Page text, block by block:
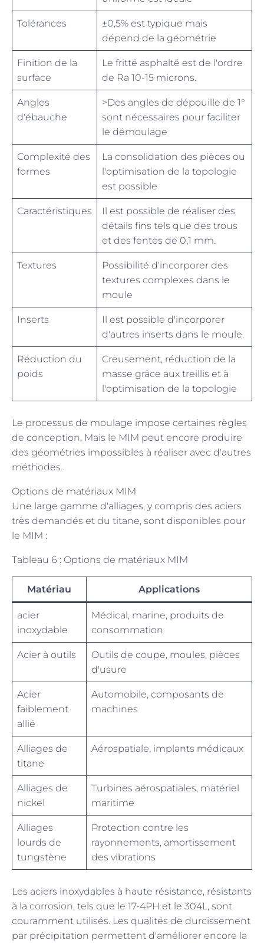
Tolérances
±0,5% est typique mais
dépend de la géométrie
Finition de la
surface
Le fritté asphalté est de l'ordre
de Ra 10-15 microns.
Angles
d'ébauche
>Des angles de dépouille de 1°
sont nécessaires pour faciliter
le démoulage
Complexité des
formes
La consolidation des pièces ou
l'optimisation de la topologie
est possible
Caractéristiques
Il est possible de réaliser des
détails fins tels que des trous
et des fentes de 0,1 mm.
Textures
Possibilité d'incorporer des
textures complexes dans le
moule
Inserts
Il est possible d'incorporer
d'autres inserts dans le moule.
Réduction du
poids
Creusement, réduction de la
masse grâce aux treillis et à
l'optimisation de la topologie
Le processus de moulage impose certaines règles
de conception. Mais le MIM peut encore produire
des géométries impossibles à réaliser avec d'autres
méthodes.
Options de matériaux MIM
Une large gamme d'alliages, y compris des aciers
très demandés et du titane, sont disponibles pour
le MIM :
Tableau 6 : Options de matériaux MIM
Matériau Applications
acier
inoxydable
Médical, marine, produits de
consommation
Acier à outils
Outils de coupe, moules, pièces
d'usure
Acier
faiblement
allié
Automobile, composants de
machines
Alliages de
titane
Aérospatiale, implants médicaux
Alliages de
nickel
Turbines aérospatiales, matériel
maritime
Alliages
lourds de
tungstène
Protection contre les
rayonnements, amortissement
des vibrations
Les aciers inoxydables à haute résistance, résistants
à la corrosion, tels que le 17-4PH et le 304L, sont
couramment utilisés. Les qualités de durcissement
par précipitation permettent d'améliorer encore la